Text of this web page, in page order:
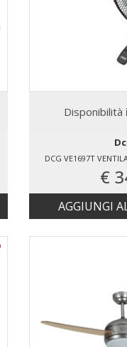
Disponibilità
DCG VE1697T
€
AGGIUNGI